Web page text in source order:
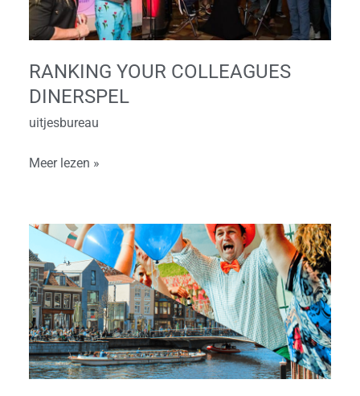
RANKING YOUR COLLEAGUES
DINERSPEL
uitjesbureau
Meer lezen »
Borrelboot
&
Hou
van
Holland
Dinerspel